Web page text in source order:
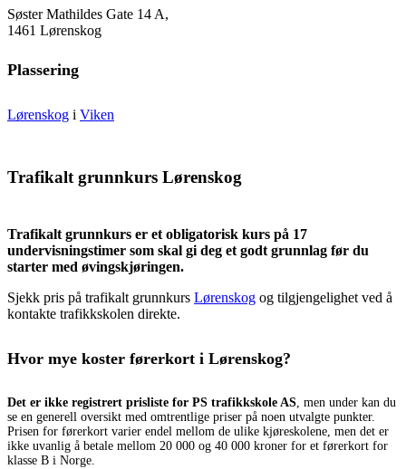
Søster Mathildes Gate 14 A,
1461 Lørenskog
Plassering
Lørenskog i Viken
Trafikalt grunnkurs Lørenskog
Trafikalt grunnkurs er et obligatorisk kurs på 17
undervisningstimer som skal gi deg et godt grunnlag før du
starter med øvingskjøringen.
Sjekk pris på trafikalt grunnkurs Lørenskog og tilgjengelighet ved å
kontakte trafikkskolen direkte.
Hvor mye koster førerkort i Lørenskog?
Det er ikke registrert prisliste for PS trafikkskole AS, men under kan du
se en generell oversikt med omtrentlige priser på noen utvalgte punkter.
Prisen for førerkort varier endel mellom de ulike kjøreskolene, men det er
ikke uvanlig å betale mellom 20 000 og 40 000 kroner for et førerkort for
klasse B i Norge.